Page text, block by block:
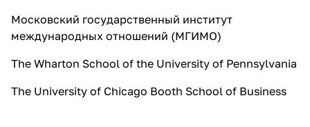
Московский государственный институт
международных отношений (МГИМО)
The Wharton School of the University of Pennsylvania
The University of Chicago Booth School of Business